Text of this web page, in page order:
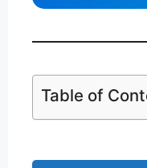
Table of